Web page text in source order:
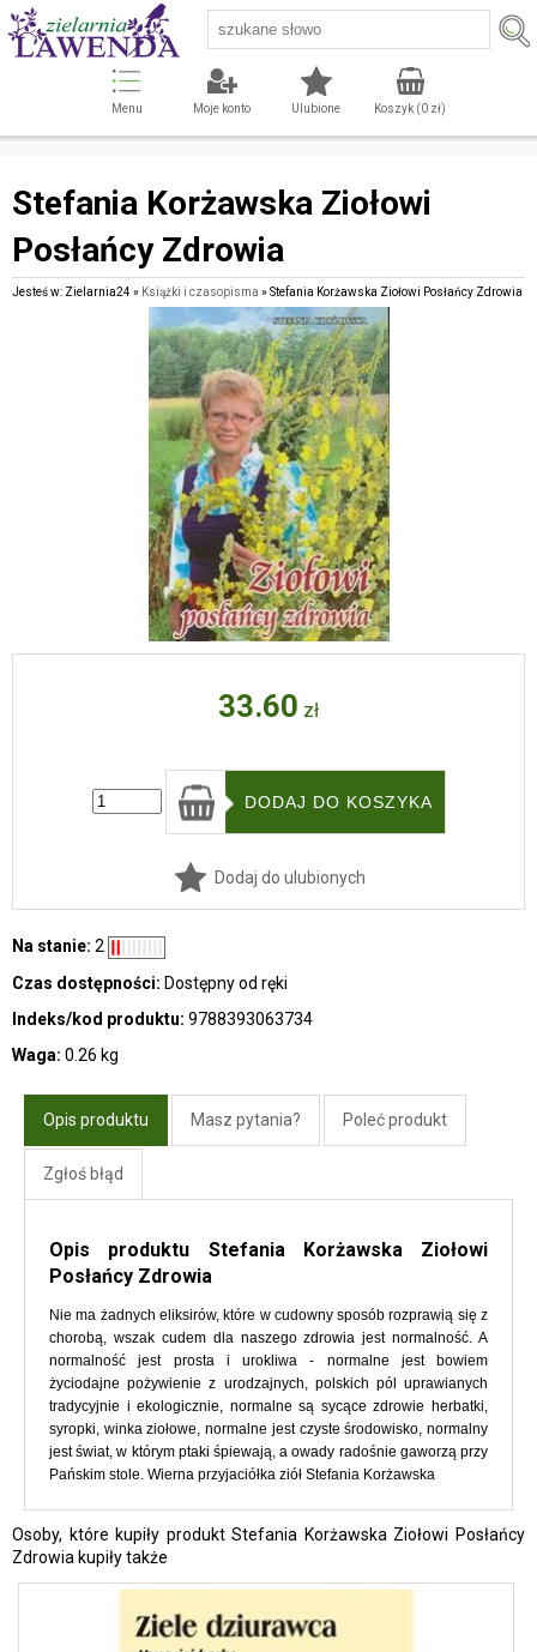
Menu Moje konto Ulubione Koszyk (0zł)
Stefania Korżawska Ziołowi
Posłańcy Zdrowia
Jesteś w: Zielarnia24 » Książki i czasopisma » Stefania Korżawska Ziołowi Posłańcy Zdrowia
33.60 zł
Dodaj do ulubionych
Na stanie: 2
Czas dostępności: Dostępny od ręki
Indeks/kod produktu: 9788393063734
Waga: 0.26 kg
Opis produktu Masz pytania? Poleć produkt
Zgłoś błąd
Opis produktu Stefania Korżawska Ziołowi
Posłańcy Zdrowia
Nie ma żadnych eliksirów, które w cudowny sposób rozprawią się z
chorobą, wszak cudem dla naszego zdrowia jest normalność. A
normalność jest prosta i urokliwa - normalne jest bowiem
życiodajne pożywienie z urodzajnych, polskich pól uprawianych
tradycyjnie i ekologicznie, normalne są sycące zdrowie herbatki,
syropki, winka ziołowe, normalne jest czyste środowisko, normalny
jest świat, w którym ptaki śpiewają, a owady radośnie gaworzą przy
Pańskim stole. Wierna przyjaciółka ziół Stefania Korżawska
Osoby, które kupiły produkt Stefania Korżawska Ziołowi Posłańcy
Zdrowia kupiły także